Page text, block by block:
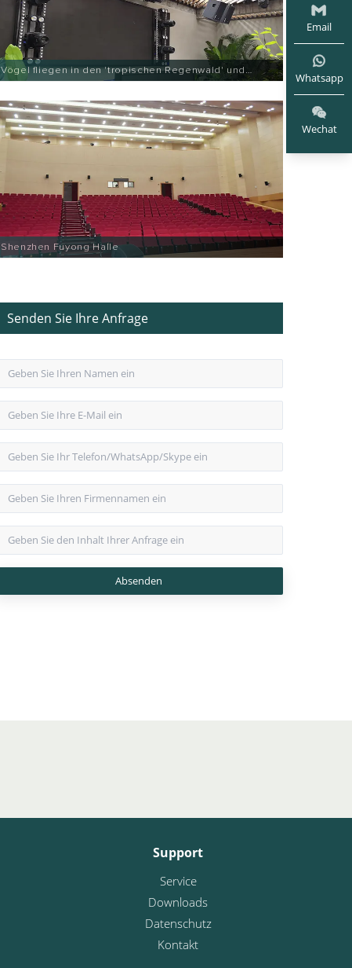
Vögel fliegen in den 'tropischen Regenwald' und
singen Google Entertainment
Shenzhen Fuyong Halle
Senden Sie Ihre Anfrage
Support
Service
Downloads
Datenschutz
Kontakt
Email
Whatsapp
Wechat